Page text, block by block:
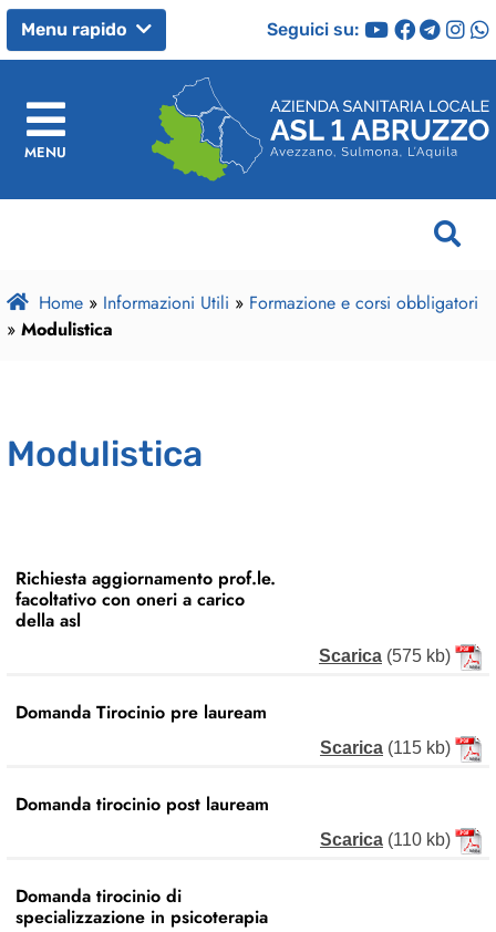
Menu rapido Seguici su:
MENU
Home » Informazioni Utili » Formazione e corsi obbligatori
» Modulistica
Modulistica
Richiesta aggiornamento prof.le.
facoltativo con oneri a carico
della asl
Scarica (575 kb)
Domanda Tirocinio pre lauream
Scarica (115 kb)
Domanda tirocinio post lauream
Scarica (110 kb)
Domanda tirocinio di
specializzazione in psicoterapia